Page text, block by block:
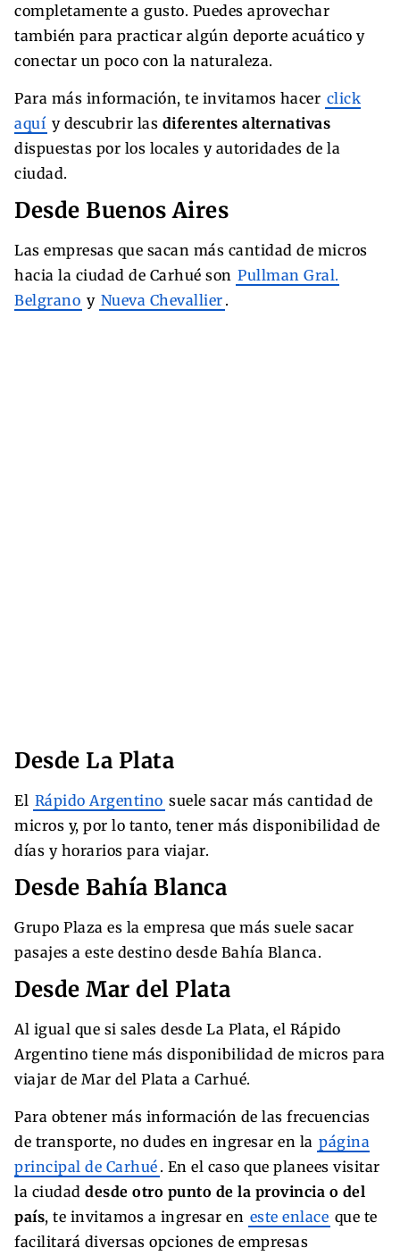
completamente a gusto. Puedes aprovechar
también para practicar algún deporte acuático y
conectar un poco con la naturaleza.
Para más información, te invitamos hacer click
aquí y descubrir las diferentes alternativas
dispuestas por los locales y autoridades de la
ciudad.
Desde Buenos Aires
Las empresas que sacan más cantidad de micros
hacia la ciudad de Carhué son Pullman Gral.
Belgrano y Nueva Chevallier .
Desde La Plata
El Rápido Argentino suele sacar más cantidad de
micros y, por lo tanto, tener más disponibilidad de
días y horarios para viajar.
Desde Bahía Blanca
Grupo Plaza es la empresa que más suele sacar
pasajes a este destino desde Bahía Blanca.
Desde Mar del Plata
Al igual que si sales desde La Plata, el Rápido
Argentino tiene más disponibilidad de micros para
viajar de Mar del Plata a Carhué.
Para obtener más información de las frecuencias
de transporte, no dudes en ingresar en la página
principal de Carhué . En el caso que planees visitar
la ciudad desde otro punto de la provincia o del
país, te invitamos a ingresar en este enlace que te
facilitará diversas opciones de empresas